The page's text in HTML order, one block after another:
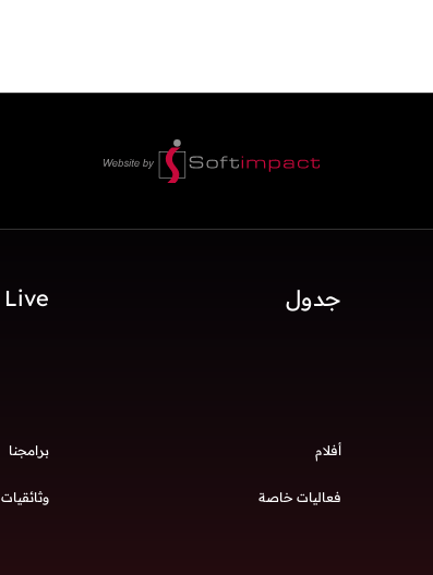
جدول Live
أفلام برامجنا
فعاليات خاصة وثائقيات